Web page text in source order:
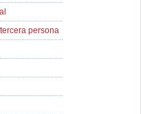
persona